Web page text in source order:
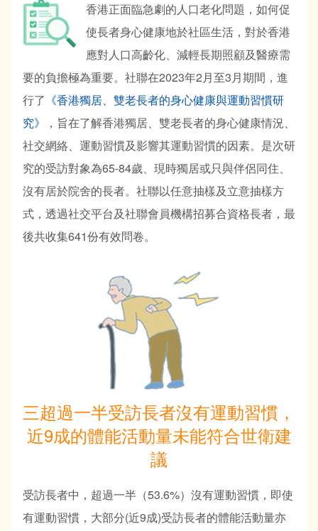
香港正面臨急劇的人口老化問題，如何促
使長者身心健康地於社區生活，對於香港
應對人口高齡化、減輕長期照顧及醫療需
要的負擔極為重要。社聯在2023年2月至3月期間，進
行了 《香港獨居、雙老長者的身心健康與運動習慣研
究》
，旨在了解香港獨居、雙老長者的身心健康情況、
社交網絡、運動習慣及影響其運動習慣的因素。是次研
究的受訪對象為65-84歲、現時獨居或只與伴侶同住、
沒有居於院舍的長者。社聯以任意抽樣及立意抽樣方
式，透過社交平台及社聯會員機構招募合資格長者，最
後共收集641份有效問卷。
三超過一半受訪長者沒有運動習慣，
近9成的體能活動量未能符合世衛建
議
受訪長者中，超過一半（53.6%）沒有運動習慣，即使
有運動習慣，大部分(近9成)受訪長者的體能活動量亦